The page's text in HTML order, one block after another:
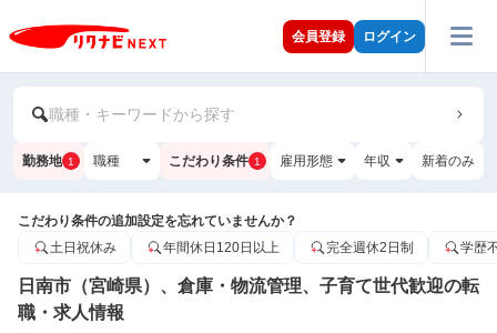
会員登録 ログイン
職種・キーワードから探す
勤務地 1 職種 こだわり条件 1 雇用形態 年収 新着のみ
こだわり条件の追加設定を忘れていませんか？
土日祝休み
年間休日120日以上 完全週休2日制 学歴
日南市（宮崎県）、倉庫・物流管理、子育て世代歓迎の転
職・求人情報